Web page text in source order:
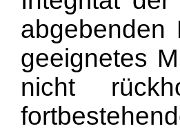
abgebenden
geeignetes
nicht